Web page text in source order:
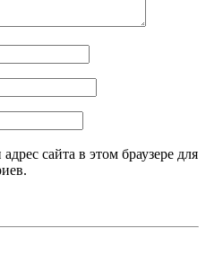
сайта в этом браузере для